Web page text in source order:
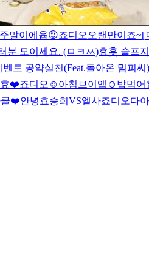
말이에윱😍죠디오 오랜만이죠~[
분 모이세요. (ㅁㅋㅆ)효횻 슬프
벤트 공약실천(Feat.돌아온 밈피씨)
효❤️죠디오☺️ 아침브이앱☺️ 밥먹
클❤️안녕효승희VS엘사죠디오다아